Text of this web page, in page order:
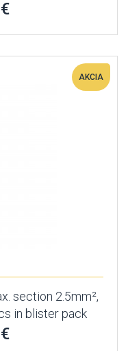
AKCIA
section 2.5mm²,
in blister pack